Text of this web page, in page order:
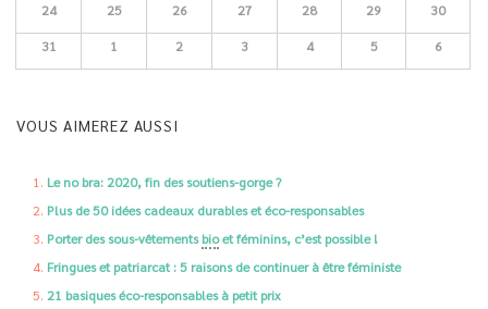
24 25 26 27 28 29 30
31 1 2 3 4 5 6
VOUS AIMEREZ AUSSI
Le no bra: 2020, fin des soutiens-gorge ?
Plus de 50 idées cadeaux durables et éco-responsables
Porter des sous-vêtementsbioet féminins, c’est possible !
Fringues et patriarcat : 5 raisons de continuer à être féministe
21 basiques éco-responsables à petit prix